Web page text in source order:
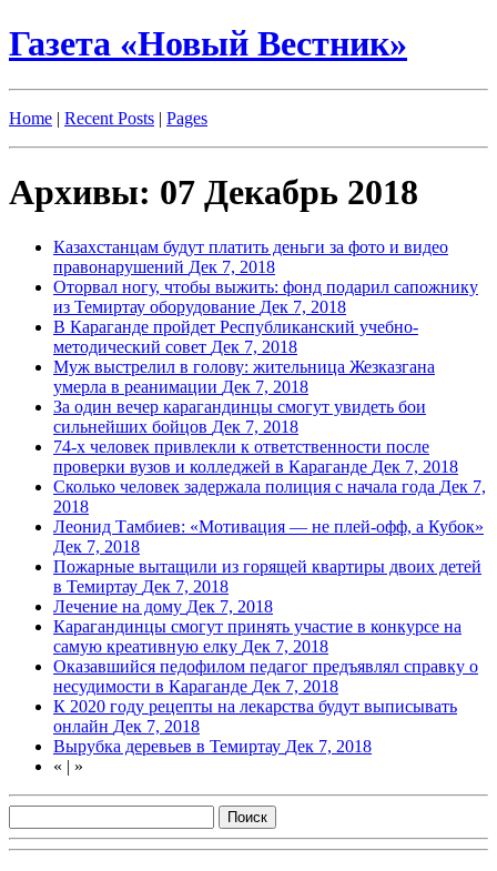
Газета «Новый Вестник»
Home | Recent Posts | Pages
Архивы: 07 Декабрь 2018
Казахстанцам будут платить деньги за фото и видео
правонарушений Дек 7, 2018
Оторвал ногу, чтобы выжить: фонд подарил сапожнику
из Темиртау оборудование Дек 7, 2018
В Караганде пройдет Республиканский учебно-
методический совет Дек 7, 2018
Муж выстрелил в голову: жительница Жезказгана
умерла в реанимации Дек 7, 2018
За один вечер карагандинцы смогут увидеть бои
сильнейших бойцов Дек 7, 2018
74-х человек привлекли к ответственности после
проверки вузов и колледжей в Караганде Дек 7, 2018
Сколько человек задержала полиция с начала года Дек 7,
2018
Леонид Тамбиев: «Мотивация — не плей-офф, а Кубок»
Дек 7, 2018
Пожарные вытащили из горящей квартиры двоих детей
в Темиртау Дек 7, 2018
Лечение на дому Дек 7, 2018
Карагандинцы смогут принять участие в конкурсе на
самую креативную елку Дек 7, 2018
Оказавшийся педофилом педагог предъявлял справку о
несудимости в Караганде Дек 7, 2018
К 2020 году рецепты на лекарства будут выписывать
онлайн Дек 7, 2018
Вырубка деревьев в Темиртау Дек 7, 2018
« | »